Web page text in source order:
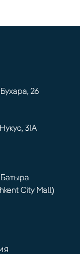
26
31А
Батыра
City Mall)